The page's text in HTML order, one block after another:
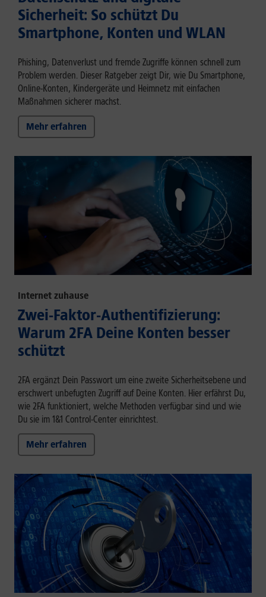
Sicherheit: So schützt Du
Smartphone, Konten und WLAN
Phishing, Datenverlust und fremde Zugriffe können schnell zum
Problem werden. Dieser Ratgeber zeigt Dir, wie Du Smartphone,
Online-Konten, Kindergeräte und Heimnetz mit einfachen
Maßnahmen sicherer machst.
Mehr erfahren
Internet zuhause
Zwei-Faktor-Authentifizierung:
Warum 2FA Deine Konten besser
schützt
2FA ergänzt Dein Passwort um eine zweite Sicherheitsebene und
erschwert unbefugten Zugriff auf Deine Konten. Hier erfährst Du,
wie 2FA funktioniert, welche Methoden verfügbar sind und wie
Du sie im 1&1 Control-Center einrichtest.
Mehr erfahren